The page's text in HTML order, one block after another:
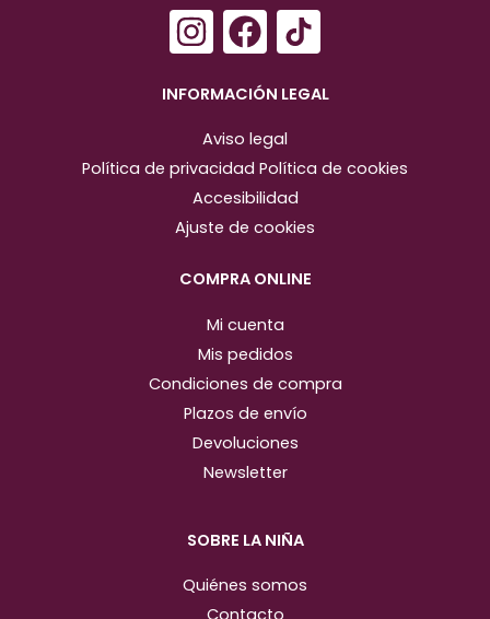
I
n
s
a
g
r
m
F
a
c
e
b
o
o
INFORMACIÓN LEGAL
Aviso legal
Política de privacidad Política de cookies
Accesibilidad
Ajuste de cookies
COMPRA ONLINE
Mi cuenta
Mis pedidos
Condiciones de compra
Plazos de envío
Devoluciones
Newsletter
SOBRE LA NIÑA
Quiénes somos